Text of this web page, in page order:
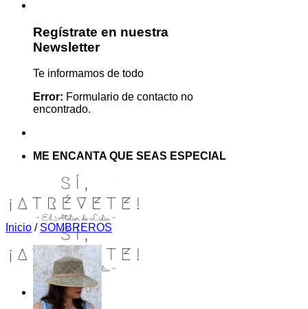
Regístrate en nuestra
Newsletter
Te informamos de todo
Error: Formulario de contacto no
encontrado.
ME ENCANTA QUE SEAS ESPECIAL
Inicio / SOMBREROS